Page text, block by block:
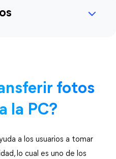
fotos
la PC?
a los usuarios a tomar
lo cual es uno de los